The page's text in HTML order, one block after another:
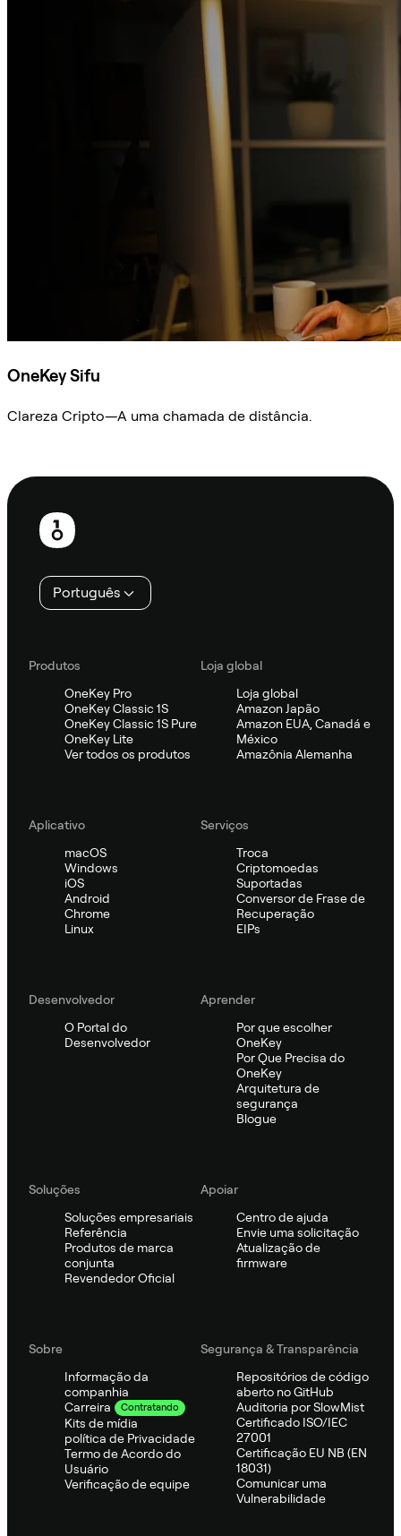
OneKey Sifu
Clareza Cripto—A uma chamada de distância.
Rodapé
Português
Produtos
OneKey Pro
OneKey Classic 1S
OneKey Classic 1S Pure
OneKey Lite
Ver todos os produtos
Loja global
Loja global
Amazon Japão
Amazon EUA, Canadá e
México
Amazônia Alemanha
Aplicativo
macOS
Windows
iOS
Android
Chrome
Linux
Serviços
Troca
Criptomoedas
Suportadas
Conversor de Frase de
Recuperação
EIPs
Desenvolvedor
O Portal do
Desenvolvedor
Aprender
Por que escolher
OneKey
Por Que Precisa do
OneKey
Arquitetura de
segurança
Blogue
Soluções
Soluções empresariais
Referência
Produtos de marca
conjunta
Revendedor Oficial
Apoiar
Centro de ajuda
Envie uma solicitação
Atualização de
firmware
Sobre
Informação da
companhia
Carreira
Contratando
Kits de mídia
política de Privacidade
Termo de Acordo do
Usuário
Verificação de equipe
Segurança & Transparência
Repositórios de código
aberto no GitHub
Auditoria por SlowMist
Certificado ISO/IEC
27001
Certificação EU NB (EN
18031)
Comunicar uma
Vulnerabilidade